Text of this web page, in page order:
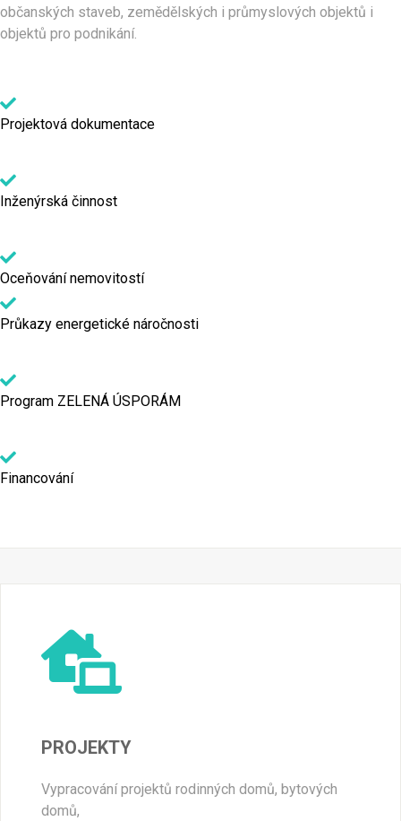
občanských staveb, zemědělských i průmyslových objektů i
objektů pro podnikání.
Projektová dokumentace
Inženýrská činnost
Oceňování nemovitostí
Průkazy energetické náročnosti
Program ZELENÁ ÚSPORÁM
Financování
PROJEKTY
Vypracování projektů rodinných domů, bytových
domů,